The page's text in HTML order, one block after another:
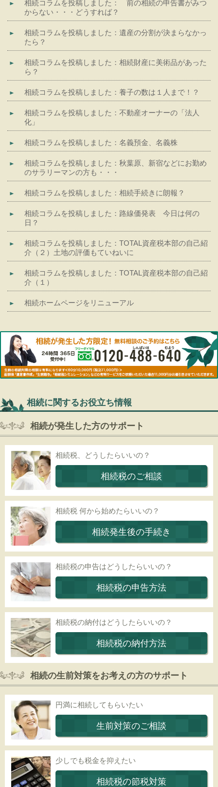
相続コラムを投稿しました： 前の相続の申告書がみつ
からない・・・どうすれば？
相続コラムを投稿しました：遺産の分割が決まらなかっ
たら？
相続コラムを投稿しました：相続財産に美術品があった
ら？
相続コラムを投稿しました：養子の数は１人まで！？
相続コラムを投稿しました：不動産オーナーの「法人
化」
相続コラムを投稿しました：名義預金、名義株
相続コラムを投稿しました：秋葉原、新宿などにお勤め
のサラリーマンの方も・・・
相続コラムを投稿しました：相続手続きに朗報？
相続コラムを投稿しました：路線価発表 今日は何の
日？
相続コラムを投稿しました：TOTAL資産税本部の自己紹
介（２）土地の評価もていねいに
相続コラムを投稿しました：TOTAL資産税本部の自己紹
介（１）
相続ホームページをリニューアル
相続に関するお役立ち情報
相続が発生した方のサポート
相続税、どうしたらいいの？
相続税のご相談
相続税 何から始めたらいいの？
相続発生後の手続き
相続税の申告はどうしたらいいの？
相続税の申告方法
相続税の納付はどうしたらいいの？
相続税の納付方法
相続の生前対策をお考えの方のサポート
円満に相続してもらいたい
生前対策のご相談
少しでも税金を抑えたい
相続税の節税対策